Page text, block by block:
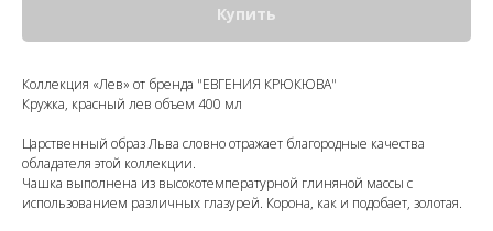
Купить
Коллекция «Лев» от бренда "ЕВГЕНИЯ КРЮКЮВА"
Кружка, красный лев объем 400 мл
Царственный образ Льва словно отражает благородные качества
обладателя этой коллекции.
Чашка выполнена из высокотемпературной глиняной массы с
использованием различных глазурей. Корона, как и подобает, золотая.